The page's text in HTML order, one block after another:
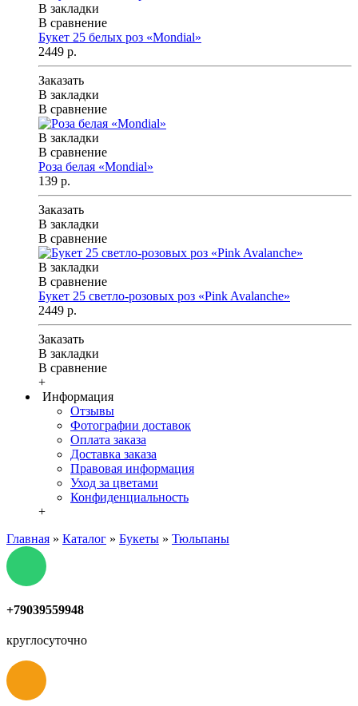
В закладки
В сравнение
Букет 25 белых роз «Mondial»
2449 р.
Заказать
В закладки
В сравнение
В закладки
В сравнение
Роза белая «Mondial»
139 р.
Заказать
В закладки
В сравнение
В закладки
В сравнение
Букет 25 светло-розовых роз «Pink Avalanche»
2449 р.
Заказать
В закладки
В сравнение
+
Информация
Отзывы
Фотографии доставок
Оплата заказа
Доставка заказа
Правовая информация
Уход за цветами
Конфиденциальность
+
Главная » Каталог » Букеты » Тюльпаны
+79039559948
круглосуточно